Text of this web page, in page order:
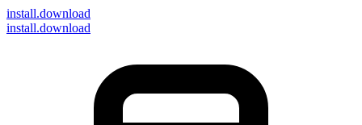
install.download
install.download